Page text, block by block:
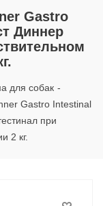
04-04
88-32
Gastro
Диннер
для собак -
Gastro Intestinal
при
2 кг.